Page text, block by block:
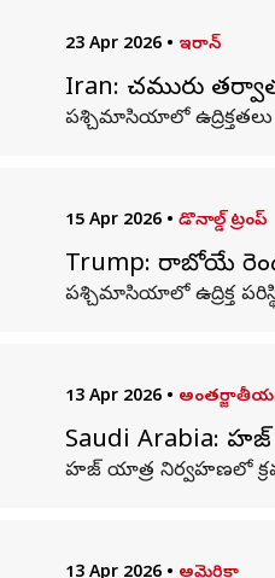
23 Apr 2026 • ఇరాన్
Iran: చమురు తర్వాత
పశ్చిమాసియాలో ఉద్రిక్తతలు
15 Apr 2026 • డొనాల్డ్ ట్రంప్
Trump: రాబోయే
పశ్చిమాసియాలో ఉద్రిక్త
13 Apr 2026 •
Saudi Arabia:
హజ్ యాత్ర నిర్వహణలో